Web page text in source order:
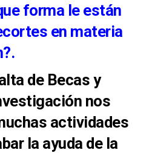
forma le están
en materia
de Becas y
nos
actividades
la ayuda de la